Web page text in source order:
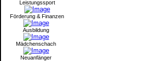
Leistungssport
Förderung & Finanzen
Ausbildung
Mädchenschach
Neuanfänger